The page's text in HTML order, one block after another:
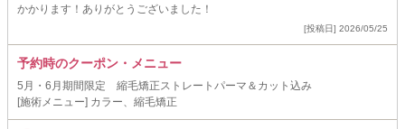
かかります！ありがとうございました！
[投稿日] 2026/05/25
予約時のクーポン・メニュー
5月・6月期間限定 縮毛矯正ストレートパーマ＆カット込み
[施術メニュー] カラー、縮毛矯正